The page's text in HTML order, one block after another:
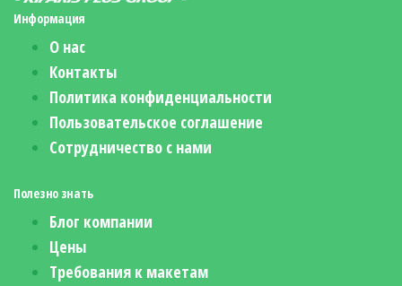
Информация
О нас
Контакты
Политика конфиденциальности
Пользовательское соглашение
Сотрудничество с нами
Полезно знать
Блог компании
Цены
Требования к макетам